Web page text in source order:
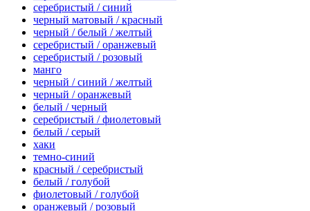
серебристый / синий
черный матовый / красный
черный / белый / желтый
серебристый / оранжевый
серебристый / розовый
манго
черный / синий / желтый
черный / оранжевый
белый / черный
серебристый / фиолетовый
белый / серый
хаки
темно-синий
красный / серебристый
белый / голубой
фиолетовый / голубой
оранжевый / розовый